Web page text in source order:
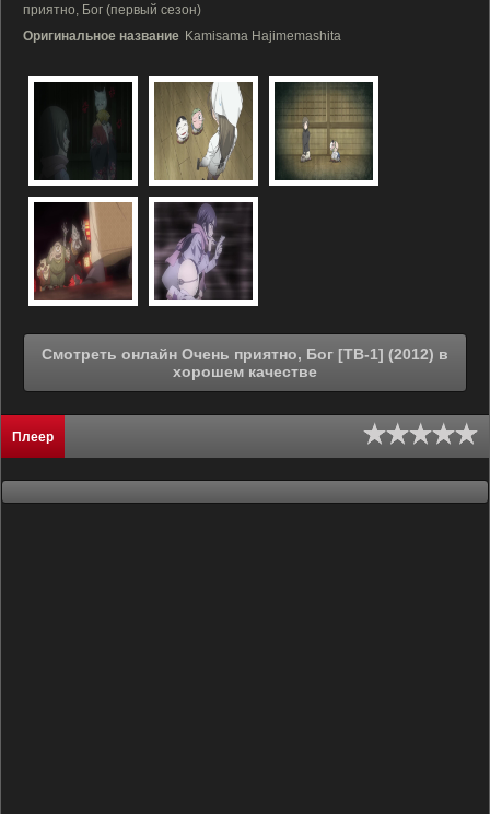
приятно, Бог (первый сезон)
Оригинальное название Kamisama Hajimemashita
Смотреть онлайн Очень приятно, Бог [ТВ-1] (2012) в
хорошем качестве
Плеер